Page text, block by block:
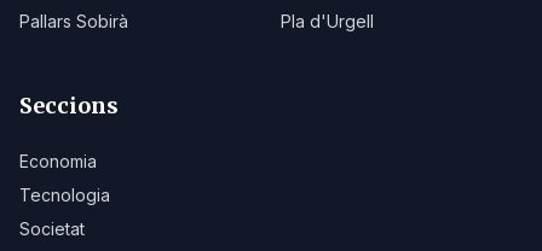
Pallars Sobirà
Pla d'Urgell
Seccions
Economia
Tecnologia
Societat